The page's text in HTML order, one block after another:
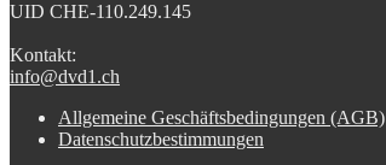
UID CHE-110.249.145
Kontakt:
info@dvd1.ch
Allgemeine Geschäftsbedingungen (AGB)
Datenschutzbestimmungen